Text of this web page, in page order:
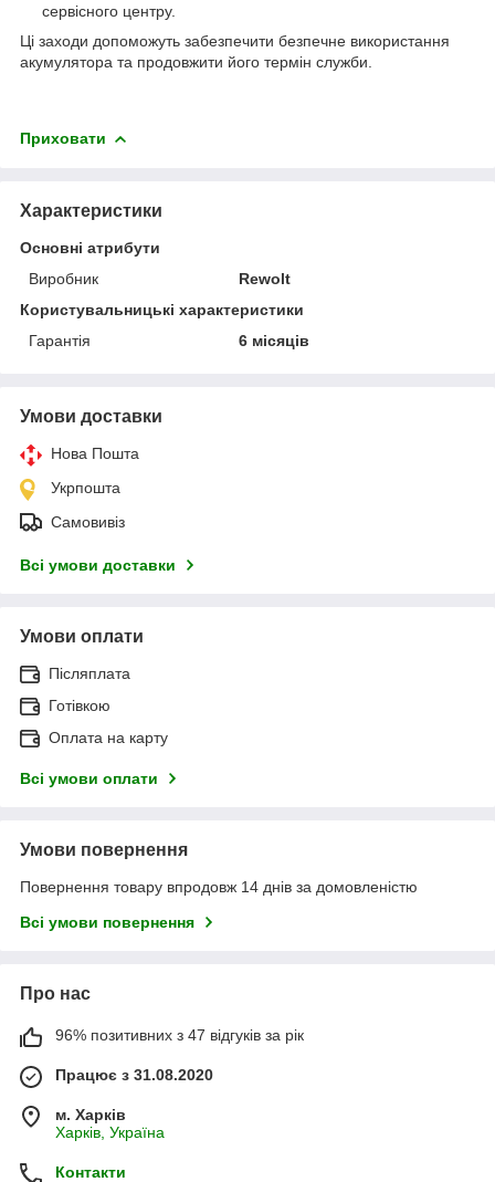
сервісного центру.
Ці заходи допоможуть забезпечити безпечне використання
акумулятора та продовжити його термін служби.
Приховати
Характеристики
Основні атрибути
Виробник
Rewolt
Користувальницькі характеристики
Гарантія
6 місяців
Умови доставки
Нова Пошта
Укрпошта
Самовивіз
Всі умови доставки
Умови оплати
Післяплата
Готівкою
Оплата на карту
Всі умови оплати
Умови повернення
Повернення товару впродовж 14 днів за домовленістю
Всі умови повернення
Про нас
96% позитивних з 47 відгуків за рік
Працює з 31.08.2020
м. Харків
Харків, Україна
Контакти